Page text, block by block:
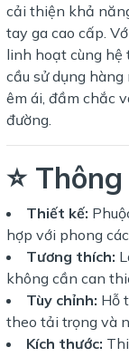
cải thiện khả
tay ga cao cấp.
linh hoạt cùng hệ
cầu sử dụng
êm ái, đầm chắc
đường.
⭐
Thiết kế:
hợp với phong
Tương thích:
không cần can
Tùy chỉnh: Hỗ
theo tải trọng và
Kích thước: